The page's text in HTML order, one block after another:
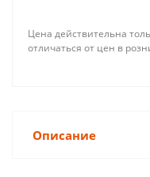
Цена действительна
отличаться от цен в
Описание